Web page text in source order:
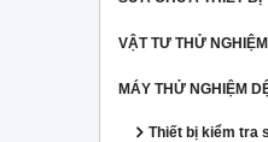
VẬT TƯ THỬ
MÁY THỬ NGHIỆM
Thiết bị kiểm tra